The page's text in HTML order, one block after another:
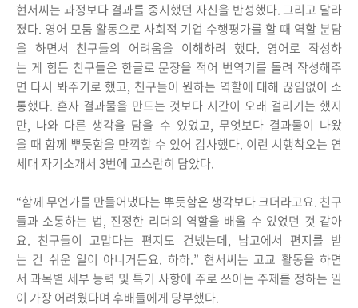
현서씨는 과정보다 결과를 중시했던 자신을 반성했다. 그리고 달라
졌다. 영어 모둠 활동으로 사회적 기업 수행평가를 할 때 역할 분담
을 하면서 친구들의 어려움을 이해하려 했다. 영어로 작성하
는 게 힘든 친구들은 한글로 문장을 적어 번역기를 돌려 작성해주
면 다시 봐주기로 했고, 친구들이 원하는 역할에 대해 끊임없이 소
통했다. 혼자 결과물을 만드는 것보다 시간이 오래 걸리기는 했지
만, 나와 다른 생각을 담을 수 있었고, 무엇보다 결과물이 나왔
을 때 함께 뿌듯함을 만끽할 수 있어 감사했다. 이런 시행착오는 연
세대 자기소개서 3번에 고스란히 담았다.
“함께 무언가를 만들어냈다는 뿌듯함은 생각보다 크더라고요. 친구
들과 소통하는 법, 진정한 리더의 역할을 배울 수 있었던 것 같아
요. 친구들이 고맙다는 편지도 건넸는데, 남고에서 편지를 받
는 건 쉬운 일이 아니거든요. 하하.” 현서씨는 고교 활동을 하면
서 과목별 세부 능력 및 특기 사항에 주로 쓰이는 주제를 정하는 일
이 가장 어려웠다며 후배들에게 당부했다.